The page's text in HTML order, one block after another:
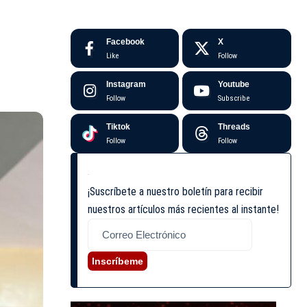
Facebook
Like
X
Follow
Instagram
Follow
Youtube
Subscribe
Tiktok
Follow
Threads
Follow
¡Suscríbete a nuestro boletín para recibir
nuestros artículos más recientes al instante!
Inscríbeme